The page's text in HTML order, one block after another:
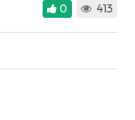
0 413